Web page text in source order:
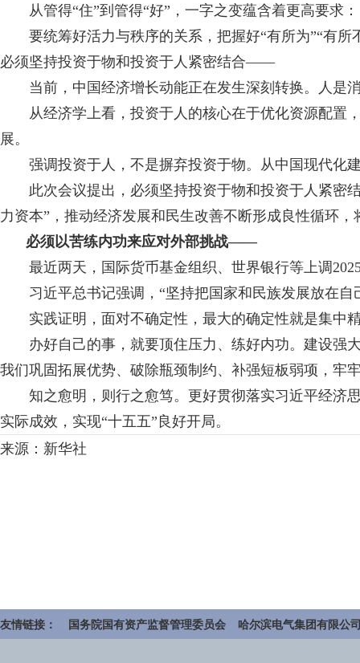
从管得“住”到管得“好”，一字之变蕴含着更高要求：
要统筹好活力与秩序的关系，把握好“有所为”“有所
必须坚持投资于物和投资于人紧密结合——
当前，中国经济增长动能正在发生深刻转换。人是
从经济学上看，投资于人的核心在于优化资源配置，
展。
强调投资于人，不是摒弃投资于物。从中国现代化建
此次会议提出，必须坚持投资于物和投资于人紧密结
力资本”，推动经济发展和民生改善不断形成良性循环
必须以苦练内功来应对外部挑战——
最近两天，国际货币基金组织、世界银行等上调
习近平总书记强调，“坚持把国家和民族发展放在自
实践证明，面对不确定性，最大的确定性就是集中
办好自己的事，就要顶住压力、练好内功。建设强
我们巩固拓展优势、破除瓶颈制约、补强短板弱项，牢
知之愈明，则行之愈笃。更好贯彻落实习近平经济思
实际成效，实现“十五五”良好开局。
来源：新华社
友情链接： 国务院国有资产监督管理委员会 哈尔滨电气集团有限公